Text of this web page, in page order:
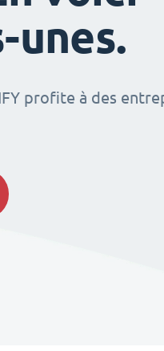
unes.
profite à des